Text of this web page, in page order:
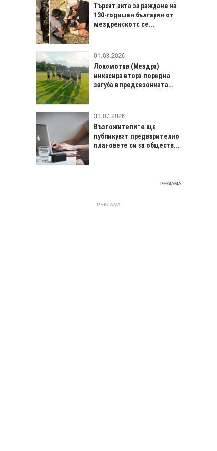
Търсят акта за раждане на
130-годишен българин от
мездренското се...
01.08.2026
Локомотив (Мездра)
инкасира втора поредна
загуба в предсезонната...
31.07.2026
Възложителите ще
публикуват предварително
плановете си за обществ...
РЕКЛАМА
РЕКЛАМА